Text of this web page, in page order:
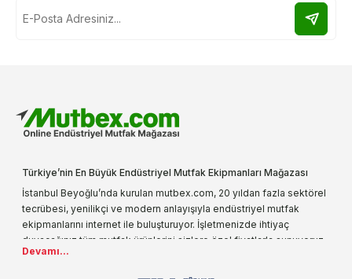
Türkiye’nin En Büyük Endüstriyel Mutfak Ekipmanları Mağazası
İstanbul Beyoğlu’nda kurulan mutbex.com, 20 yıldan fazla sektörel
tecrübesi, yenilikçi ve modern anlayışıyla endüstriyel mutfak
ekipmanlarını internet ile buluşturuyor. İşletmenizde ihtiyaç
duyacağınız tüm mutfak ürünlerini sizlere özel fiyatlarla sunuyoruz.
Endüstriyel mutfak malzemesi deyince akla gelen ilk adreslerden
Devamı...